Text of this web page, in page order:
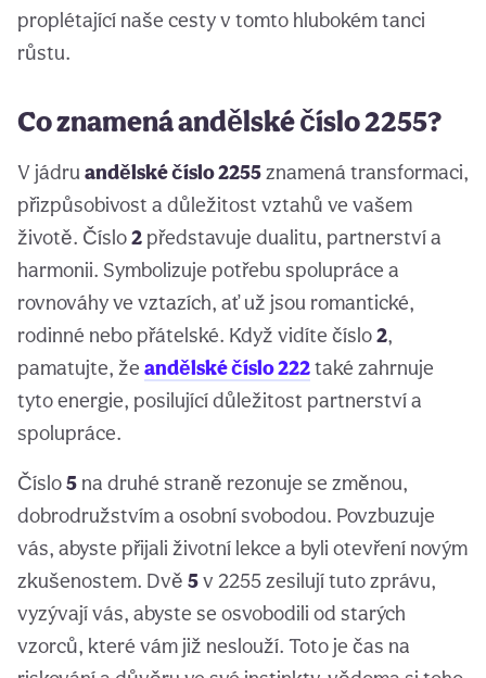
proplétající naše cesty v tomto hlubokém tanci
růstu.
Co znamená andělské číslo 2255?
V jádru andělské číslo 2255znamená transformaci,
přizpůsobivost a důležitost vztahů ve vašem
životě. Číslo2 představuje dualitu, partnerství a
harmonii. Symbolizuje potřebu spolupráce a
rovnováhy ve vztazích, ať už jsou romantické,
rodinné nebo přátelské. Když vidíte číslo2,
pamatujte, že andělské číslo 222také zahrnuje
tyto energie, posilující důležitost partnerství a
spolupráce.
Číslo5 na druhé straně rezonuje se změnou,
dobrodružstvím a osobní svobodou. Povzbuzuje
vás, abyste přijali životní lekce a byli otevření novým
zkušenostem. Dvě 5v 2255 zesilují tuto zprávu,
vyzývají vás, abyste se osvobodili od starých
vzorců, které vám již neslouží. Toto je čas na